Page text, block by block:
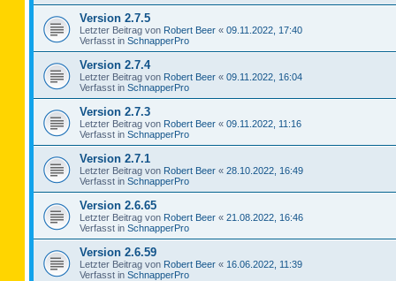
Version 2.7.5
Letzter Beitrag von Robert Beer « 09.11.2022, 17:40
Verfasst in SchnapperPro
Version 2.7.4
Letzter Beitrag von Robert Beer « 09.11.2022, 16:04
Verfasst in SchnapperPro
Version 2.7.3
Letzter Beitrag von Robert Beer « 09.11.2022, 11:16
Verfasst in SchnapperPro
Version 2.7.1
Letzter Beitrag von Robert Beer « 28.10.2022, 16:49
Verfasst in SchnapperPro
Version 2.6.65
Letzter Beitrag von Robert Beer « 21.08.2022, 16:46
Verfasst in SchnapperPro
Version 2.6.59
Letzter Beitrag von Robert Beer « 16.06.2022, 11:39
Verfasst in SchnapperPro